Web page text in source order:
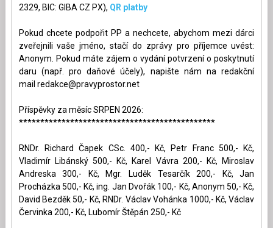
2329, BIC: GIBA CZ PX), QR platby
Pokud chcete podpořit PP a nechcete, abychom mezi dárci
zveřejnili vaše jméno, stačí do zprávy pro příjemce uvést:
Anonym. Pokud máte zájem o vydání potvrzení o poskytnutí
daru (např. pro daňové účely), napište nám na redakční
mail redakce@pravyprostor.net
Příspěvky za měsíc SRPEN 2026:
**********************************************
RNDr. Richard Čapek CSc. 400,- Kč, Petr Franc 500,- Kč,
Vladimír Libánský 500,- Kč, Karel Vávra 200,- Kč, Miroslav
Andreska 300,- Kč, Mgr. Luděk Tesarčík 200,- Kč, Jan
Procházka 500,- Kč, ing. Jan Dvořák 100,- Kč, Anonym 50,- Kč,
David Bezděk 50,- Kč, RNDr. Václav Vohánka 1000,- Kč, Václav
Červinka 200,- Kč, Lubomír Štěpán 250,- Kč